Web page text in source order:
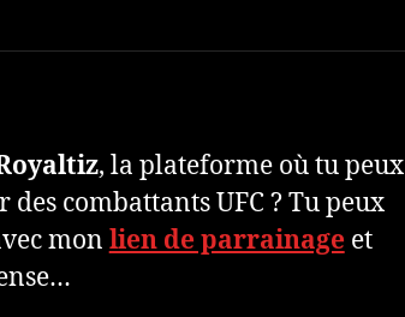
, la plateforme où tu peux
combattants UFC ? Tu peux
mon lien de parrainageet